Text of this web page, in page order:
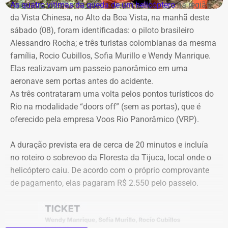
cautelar para suspender a licitação. O próprio secretário
Valber Rodrigues Januário, que assina o novo aditivo de
R$ 16,9 milhões publicado esta semana, foi notificado a
apresentar defesa no processo do TCE.
Diferença de processos
Vale ressaltar que, diferentemente da Concorrência nº
041/2025 que foi objeto de determinação de anulação
pelo TCE, o aditivo recém-publicado é referente a um
procedimento licitatório anterior: a Concorrência SRP nº
036/2022.
Ainda que se trate de licitações distintas, a manutenção
dos pagamentos e a prorrogação milionária a favor da
Geo Ambiental Empreendimentos LTDA ocorrem
exatamente no momento em que a conduta da Secretaria
digitais do grupo, acompanhando desde os momentos
que antecedem o debate até a transmissão ao vivo.
Com tradição na realização de debates eleitorais, a Band
promove o encontro como um espaço para o confronto
de ideias e para que os eleitores conheçam as propostas
dos candidatos. A mediação será da jornalista Adriana
Araújo.
Como vai ser o debate
O formato do debate consiste em três blocos de
perguntas e respostas, confrontos diretos entre os
participantes e espaço para considerações finais.
A ordem das perguntas será definida por sorteio, e o
mediador apenas fará a condução do debate. Esgotados
As quatro vítimas da queda de um helicópterona região
da Vista Chinesa, no Alto da Boa Vista, na manhã deste
sábado (08), foram identificadas: o piloto brasileiro
Alessandro Rocha; e três turistas colombianas da mesma
família, Rocio Cubillos, Sofia Murillo e Wendy Manrique.
Elas realizavam um passeio panorâmico em uma
aeronave sem portas antes do acidente.
As três contrataram uma volta pelos pontos turísticos do
Rio na modalidade “doors off” (sem as portas), que é
oferecido pela empresa Voos Rio Panorâmico (VRP).
A duração prevista era de cerca de 20 minutos e incluía
no roteiro o sobrevoo da Floresta da Tijuca, local onde o
helicóptero caiu. De acordo com o próprio comprovante
de pagamento, elas pagaram R$ 2.550 pelo passeio.